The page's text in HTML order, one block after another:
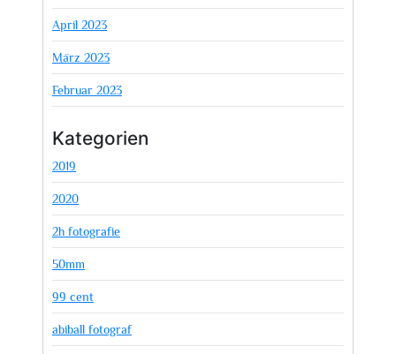
April 2023
März 2023
Februar 2023
Kategorien
2019
2020
2h fotografie
50mm
99 cent
abiball fotograf